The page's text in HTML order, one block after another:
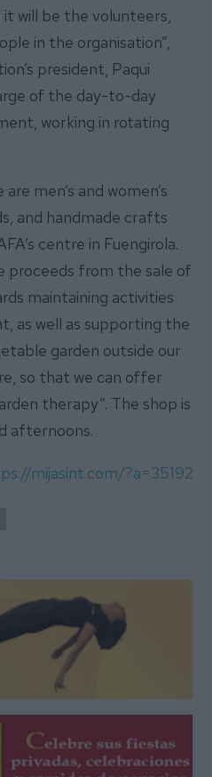
will be the volunteers,
in the organisation”,
president, Paqui
of the day-to-day
working in rotating
men’s and women’s
and handmade crafts
centre in Fuengirola.
proceeds from the sale of
maintaining activities
as well as supporting the
garden outside our
so that we can offer
therapy”. The shop is
afternoons.
mijasint.com/?a=35192